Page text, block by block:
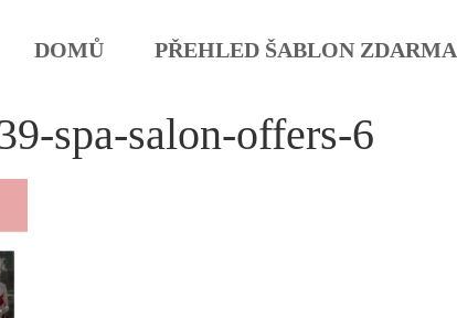
DOMŮ PŘEHLED ŠABLON ZDARMA
spa-salon-offers-6